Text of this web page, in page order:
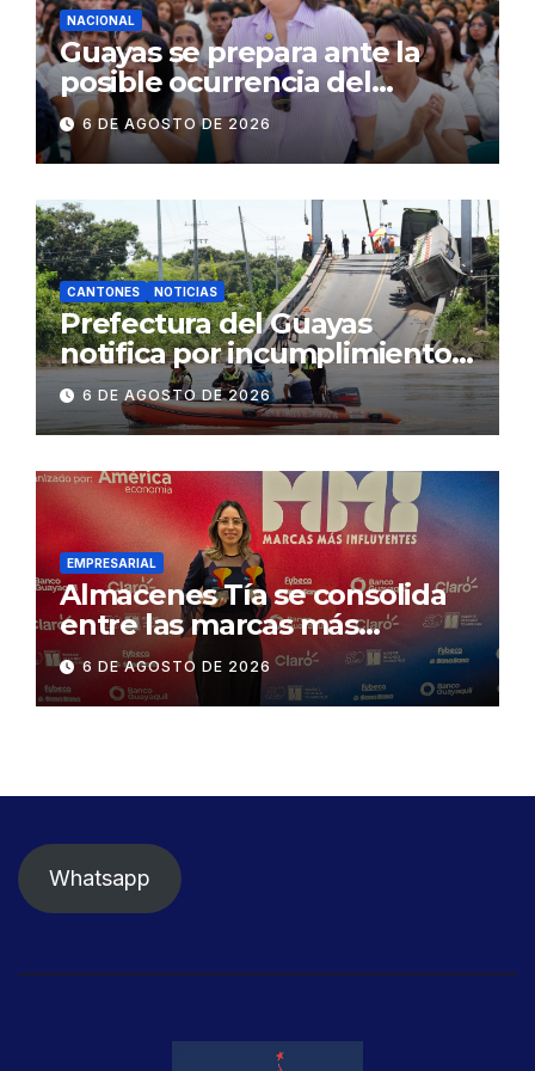
NACIONAL
Guayas se prepara ante la
posible ocurrencia del
fenómeno de El Niño:
Gobierno Nacional capacita a
2.500 jóvenes
6 DE AGOSTO DE 2026
CANTONES NOTICIAS
Prefectura del Guayas
notifica por incumplimiento
contractual a la
Concesionaria CONORTE y
exige celeridad en
desmontaje del puente
Gonzalo Icaza Cornejo, en
Daule
6 DE AGOSTO DE 2026
EMPRESARIAL
Almacenes Tía se consolida
entre las marcas más
influyentes del Ecuador
6 DE AGOSTO DE 2026
Whatsapp